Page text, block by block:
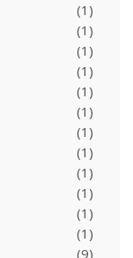
(1)
(1)
(1)
(1)
(1)
(1)
(1)
(1)
(1)
(1)
(1)
(1)
(9)